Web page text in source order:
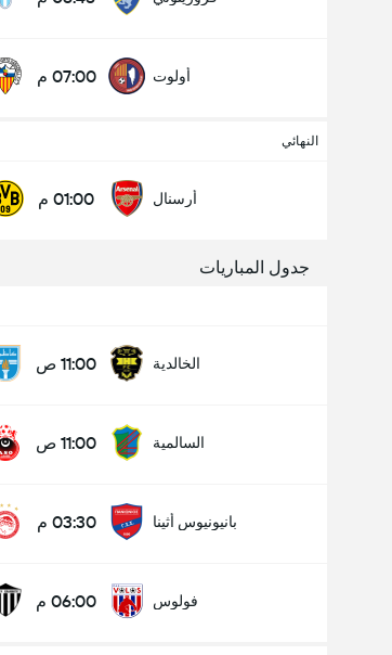
أولوت 07:00 م
النهائي
أرسنال 01:00 م
جدول المباريات
الخالدية 11:00 ص
السالمية 11:00 ص
بانيونيوس أثينا 03:30 م
فولوس 06:00 م